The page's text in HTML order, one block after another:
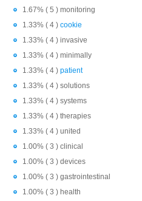
1.67% ( 5 ) monitoring
1.33% ( 4 ) cookie
1.33% ( 4 ) invasive
1.33% ( 4 ) minimally
1.33% ( 4 ) patient
1.33% ( 4 ) solutions
1.33% ( 4 ) systems
1.33% ( 4 ) therapies
1.33% ( 4 ) united
1.00% ( 3 ) clinical
1.00% ( 3 ) devices
1.00% ( 3 ) gastrointestinal
1.00% ( 3 ) health